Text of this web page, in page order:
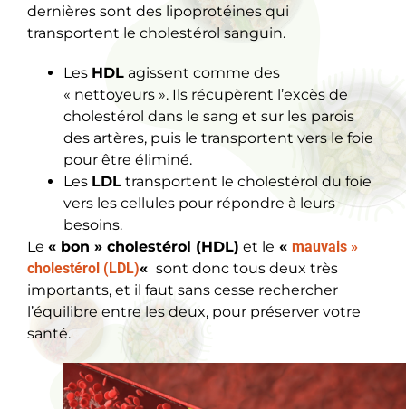
dernières sont des lipoprotéines qui
transportent le cholestérol sanguin.
Les HDL agissent comme des
« nettoyeurs ». Ils récupèrent l’excès de
cholestérol dans le sang et sur les parois
des artères, puis le transportent vers le foie
pour être éliminé.
Les LDL transportent le cholestérol du foie
vers les cellules pour répondre à leurs
besoins.
Le « bon » cholestérol (HDL) et le « mauvais »
cholestérol (LDL)« sont donc tous deux très
importants, et il faut sans cesse rechercher
l’équilibre entre les deux, pour préserver votre
santé.